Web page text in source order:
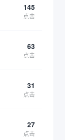
145
点击
63
点击
31
点击
27
点击